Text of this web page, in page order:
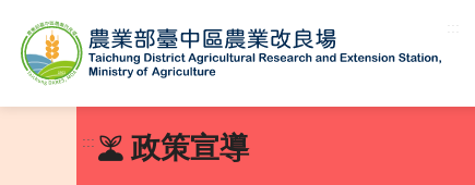
::: 政策宣導